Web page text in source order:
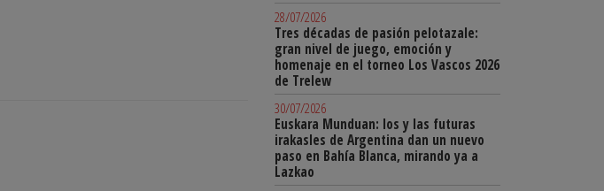
28/07/2026
Tres décadas de pasión pelotazale:
gran nivel de juego, emoción y
homenaje en el torneo Los Vascos 2026
de Trelew
30/07/2026
Euskara Munduan: los y las futuras
irakasles de Argentina dan un nuevo
paso en Bahía Blanca, mirando ya a
Lazkao